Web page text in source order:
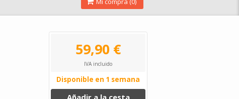
59,90 €
IVA incluido
Disponible en 1 semana
Añadir a la cesta